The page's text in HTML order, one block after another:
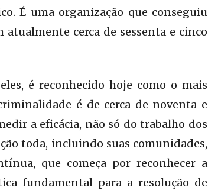
É uma organização que conseguiu
cerca de sessenta e cinco
é reconhecido hoje como o mais
é de cerca de noventa e
a eficácia, não só do trabalho dos
toda, incluindo suas comunidades,
que começa por reconhecer a
fundamental para a resolução de